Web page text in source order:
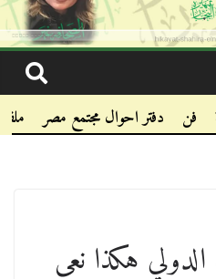
.
.
.
فن دفتر احوال مجتمع مصر
هكذا نعي